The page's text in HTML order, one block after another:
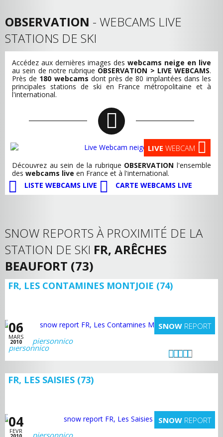
OBSERVATION - WEBCAMS LIVE
STATIONS DE SKI
Accédez aux dernières images des webcams neige en live
au sein de notre rubrique OBSERVATION > LIVE WEBCAMS.
Près de 180 webcams dont près de 80 implantées dans les
principales stations de ski en France métropolitaine et à
l'international.
LIVE WEBCAM
Découvrez au sein de la rubrique OBSERVATION l'ensemble
des webcams live en France et à l'international.
LISTE WEBCAMS LIVE
CARTE WEBCAMS LIVE
SNOW REPORTS À PROXIMITÉ DE LA
STATION DE SKI FR, ARÊCHES
BEAUFORT (73)
FR, LES CONTAMINES MONTJOIE (74)
06
MARS
2010
SNOW REPORT
piersonnico
FR, LES SAISIES (73)
04
FEVR
SNOW REPORT
piersonnico